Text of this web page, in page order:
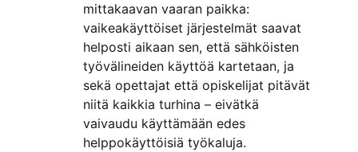
mittakaavan vaaran paikka:
vaikeakäyttöiset järjestelmät saavat
helposti aikaan sen, että sähköisten
työvälineiden käyttöä kartetaan, ja
sekä opettajat että opiskelijat pitävät
niitä kaikkia turhina – eivätkä
vaivaudu käyttämään edes
helppokäyttöisiä työkaluja.